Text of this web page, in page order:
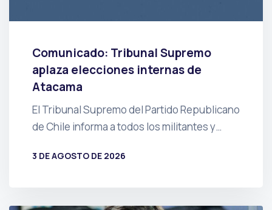
Comunicado: Tribunal Supremo
aplaza elecciones internas de
Atacama
El Tribunal Supremo del Partido Republicano
de Chile informa a todos los militantes y…
3 DE AGOSTO DE 2026